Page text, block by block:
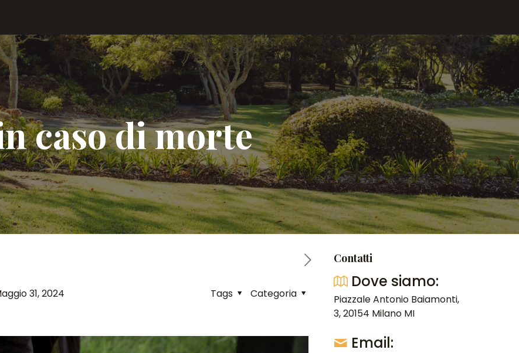
caso di morte
31, 2024 Categoria
Tags
Contatti
Dove siamo:
Piazzale Antonio Baiamonti,
3, 20154 Milano MI
Email: